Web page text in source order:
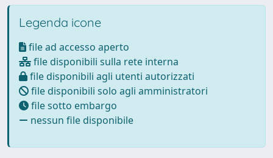
Legenda icone
file ad accesso aperto
file disponibili sulla rete interna
file disponibili agli utenti autorizzati
file disponibili solo agli amministratori
file sotto embargo
nessun file disponibile